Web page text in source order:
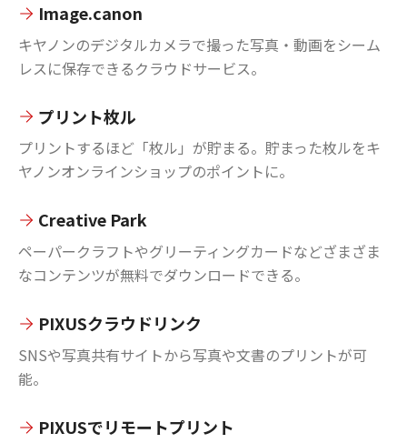
Image.canon
キヤノンのデジタルカメラで撮った写真・動画をシーム
レスに保存できるクラウドサービス。
プリント枚ル
プリントするほど「枚ル」が貯まる。貯まった枚ルをキ
ヤノンオンラインショップのポイントに。
Creative Park
ペーパークラフトやグリーティングカードなどざまざま
なコンテンツが無料でダウンロードできる。
PIXUSクラウドリンク
SNSや写真共有サイトから写真や文書のプリントが可
能。
PIXUSでリモートプリント